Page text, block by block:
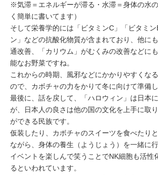
※気滞＝エネルギーが滞る・水滞＝身体の水
く簡単に書いてます）
そして栄養学的には「ビタミンC」「ビタミ
ン」などの抗酸化物質が含まれており、他に
通改善、「カリウム」がむくみの改善などに
能なお野菜ですね。
これからの時期、風邪などにかかりやすくな
ので、カボチャの力をかりて冬に向けて準備し
最後に、話を戻して、「ハロウィン」は日本
が、日本人の良さは他の国の文化を上手に取
ができる民族です。
仮装したり、カボチャのスイーツを食べたり
ながら、身体の養生（ようじょう）を一緒に行
イベントを楽しんで笑うことでNK細胞も活性
るといわれています。